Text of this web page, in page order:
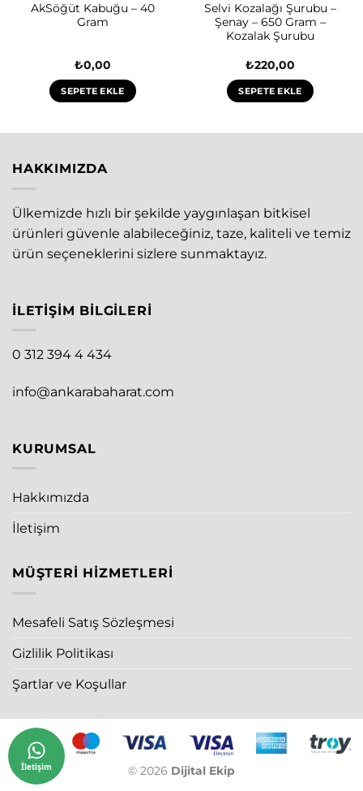
AkSöğüt Kabuğu – 40
Gram
₺0,00
SEPETE EKLE
Selvi Kozalağı Şurubu –
Şenay – 650 Gram –
Kozalak Şurubu
₺220,00
SEPETE EKLE
HAKKIMIZDA
Ülkemizde hızlı bir şekilde yaygınlaşan bitkisel
ürünleri güvenle alabileceğiniz, taze, kaliteli ve temiz
ürün seçeneklerini sizlere sunmaktayız.
İLETIŞIM BILGILERI
0 312 394 4 434
info@ankarabaharat.com
KURUMSAL
Hakkımızda
İletişim
MÜŞTERI HIZMETLERI
Mesafeli Satış Sözleşmesi
Gizlilik Politikası
Şartlar ve Koşullar
© 2026 Dijital Ekip
İletişim